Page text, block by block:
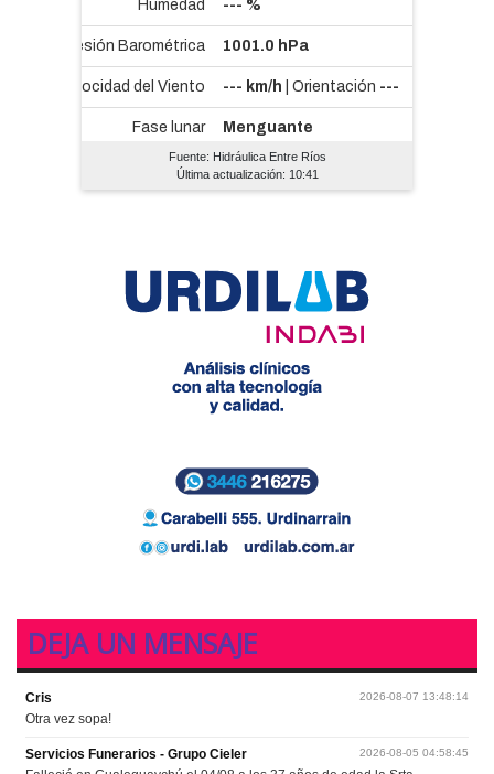
Fuente: Hidráulica Entre Ríos
Última actualización: 10:41
DEJA UN MENSAJE